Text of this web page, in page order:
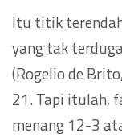
Itu titik
yang tak
(Rogelio de
21. Tapi itulah,
menang 12-3